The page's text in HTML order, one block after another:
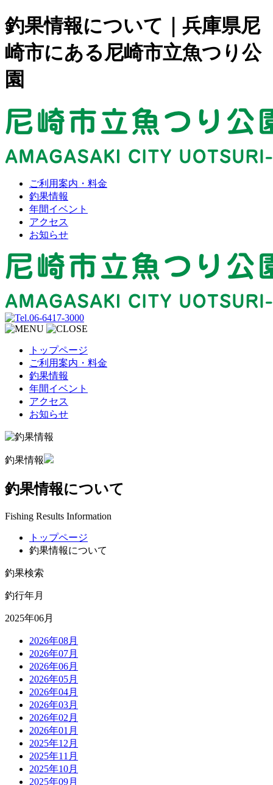
釣果情報について｜兵庫県尼
崎市にある尼崎市立魚つり公
園
ご利用案内・料金
釣果情報
年間イベント
アクセス
お知らせ
トップページ
ご利用案内・料金
釣果情報
年間イベント
アクセス
お知らせ
釣果情報
釣果情報について
Fishing Results Information
トップページ
釣果情報について
釣果検索
釣行年月
2025年06月
2026年08月
2026年07月
2026年06月
2026年05月
2026年04月
2026年03月
2026年02月
2026年01月
2025年12月
2025年11月
2025年10月
2025年09月